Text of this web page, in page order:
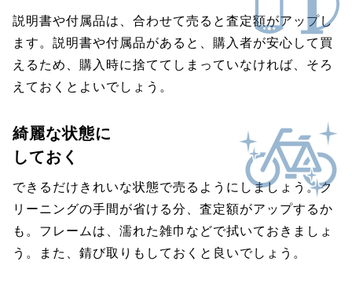
説明書や付属品は、合わせて売ると査定額がアップし
ます。説明書や付属品があると、購入者が安心して買
えるため、購入時に捨ててしまっていなければ、そろ
えておくとよいでしょう。
綺麗な状態に
しておく
できるだけきれいな状態で売るようにしましょう。ク
リーニングの手間が省ける分、査定額がアップするか
も。フレームは、濡れた雑巾などで拭いておきましょ
う。また、錆び取りもしておくと良いでしょう。